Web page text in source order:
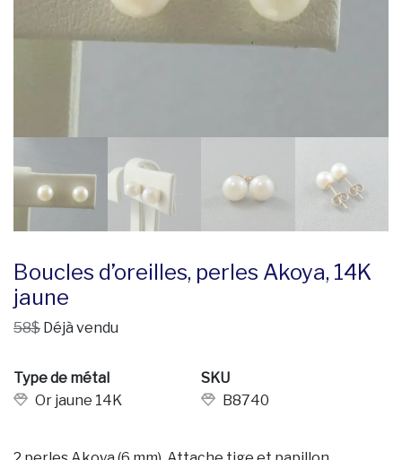
Boucles d’oreilles, perles Akoya, 14K
jaune
58$ Déjà vendu
Type de métal
Or jaune 14K
SKU
B8740